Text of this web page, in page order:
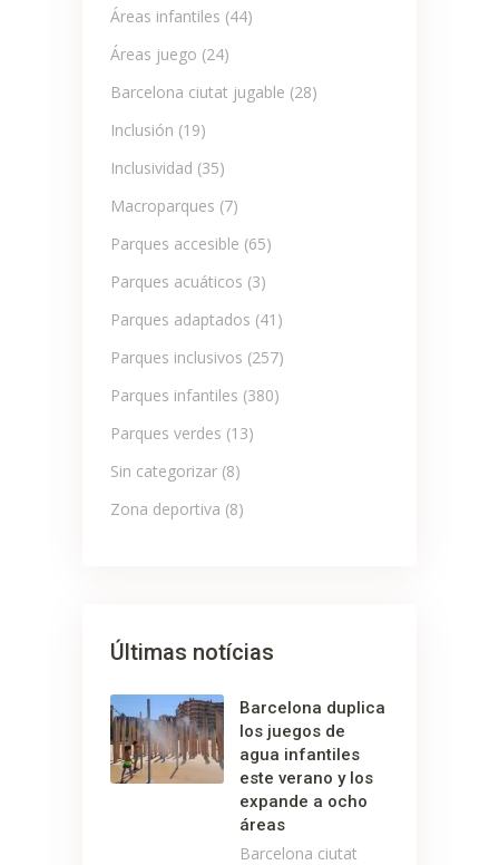
Áreas infantiles (44)
Áreas juego (24)
Barcelona ciutat jugable (28)
Inclusión (19)
Inclusividad (35)
Macroparques (7)
Parques accesible (65)
Parques acuáticos (3)
Parques adaptados (41)
Parques inclusivos (257)
Parques infantiles (380)
Parques verdes (13)
Sin categorizar (8)
Zona deportiva (8)
Últimas notícias
Barcelona duplica
los juegos de
agua infantiles
este verano y los
expande a ocho
áreas
Barcelona ciutat